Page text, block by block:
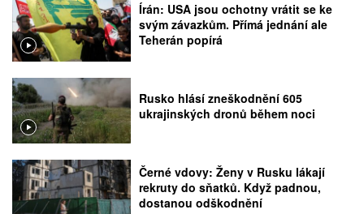
Írán: USA jsou ochotny vrátit se ke
svým závazkům. Přímá jednání ale
Teherán popírá
Rusko hlásí zneškodnění 605
ukrajinských dronů během noci
Černé vdovy: Ženy v Rusku lákají
rekruty do sňatků. Když padnou,
dostanou odškodnění